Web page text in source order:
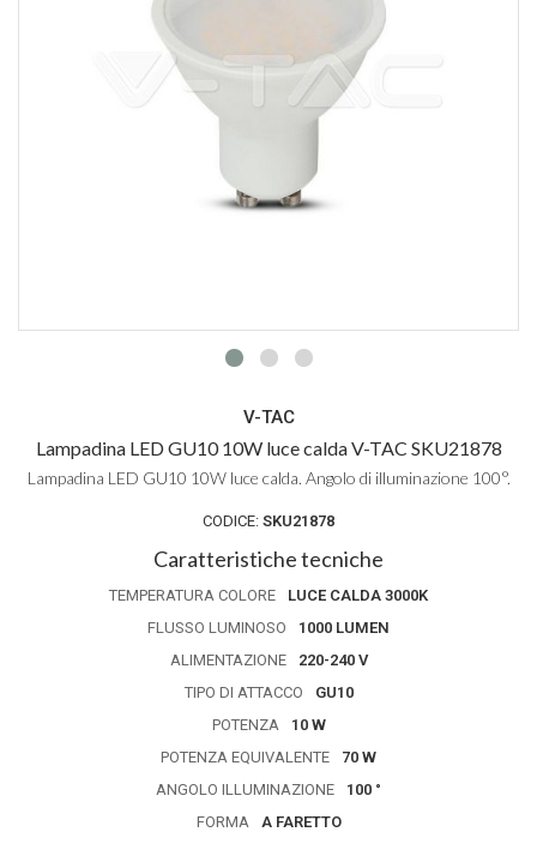
V-TAC
Lampadina LED GU10 10W luce calda V-TAC SKU21878
Lampadina LED GU10 10W luce calda. Angolo di illuminazione 100°.
CODICE: SKU21878
Caratteristiche tecniche
TEMPERATURA COLORE
LUCE CALDA 3000K
FLUSSO LUMINOSO
1000 LUMEN
ALIMENTAZIONE
220-240 V
TIPO DI ATTACCO
GU10
POTENZA
10 W
POTENZA EQUIVALENTE
70 W
ANGOLO ILLUMINAZIONE
100 °
FORMA
A FARETTO